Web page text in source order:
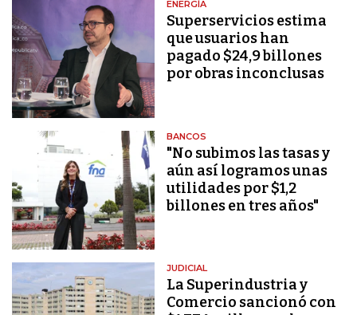
ENERGÍA
Superservicios estima
que usuarios han
pagado $24,9 billones
por obras inconclusas
BANCOS
"No subimos las tasas y
aún así logramos unas
utilidades por $1,2
billones en tres años"
JUDICIAL
La Superindustria y
Comercio sancionó con